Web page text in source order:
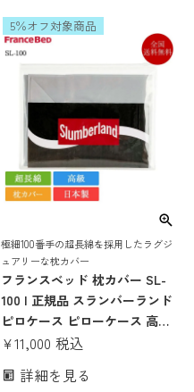
かわいい 寝具 花柄
極細100番手の超長綿を採用したラグジ
ュアリーな枕カバー
フランスベッド 枕カバー SL-
100 | 正規品 スランバーランド
ピロケース ピローケース 高級
超長綿 サテン 日本製 国産 綿
ンバーランド
5％オフ対象商品
¥11,000 税込
詳細を見る